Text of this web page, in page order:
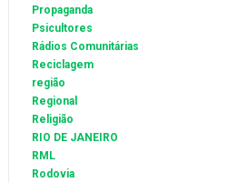
Propaganda
Psicultores
Rádios Comunitárias
Reciclagem
região
Regional
Religião
RIO DE JANEIRO
RML
Rodovia